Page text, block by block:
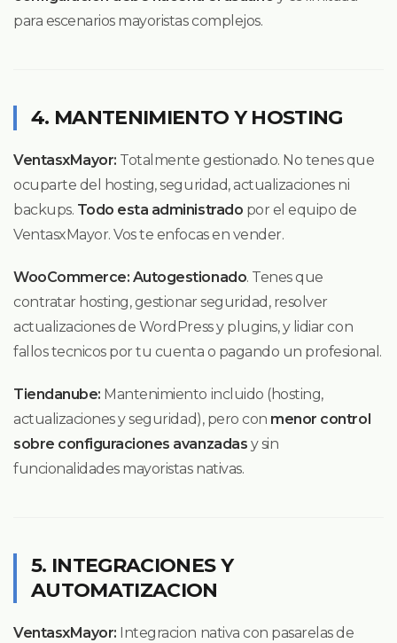
para escenarios mayoristas complejos.
4. MANTENIMIENTO Y HOSTING
VentasxMayor: Totalmente gestionado. No tenes que
ocuparte del hosting, seguridad, actualizaciones ni
backups. Todo esta administrado por el equipo de
VentasxMayor. Vos te enfocas en vender.
WooCommerce: Autogestionado. Tenes que
contratar hosting, gestionar seguridad, resolver
actualizaciones de WordPress y plugins, y lidiar con
fallos tecnicos por tu cuenta o pagando un profesional.
Tiendanube: Mantenimiento incluido (hosting,
actualizaciones y seguridad), pero con menor control
sobre configuraciones avanzadas y sin
funcionalidades mayoristas nativas.
5. INTEGRACIONES Y
AUTOMATIZACION
VentasxMayor: Integracion nativa con pasarelas de